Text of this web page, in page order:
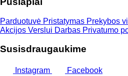
Parduotuvė Pristatymas Prekybos
Akcijos Verslui Darbas Privatumo
Susisdraugaukime
Instagram Facebook